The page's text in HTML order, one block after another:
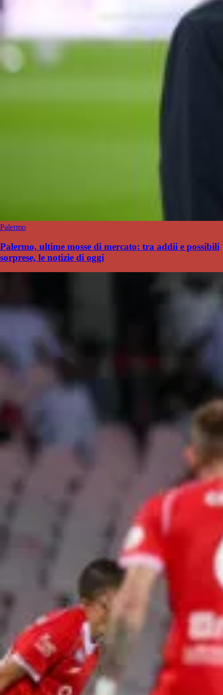
Palermo
Palermo, ultime mosse di mercato: tra addii e possibili
sorprese, le notizie di oggi